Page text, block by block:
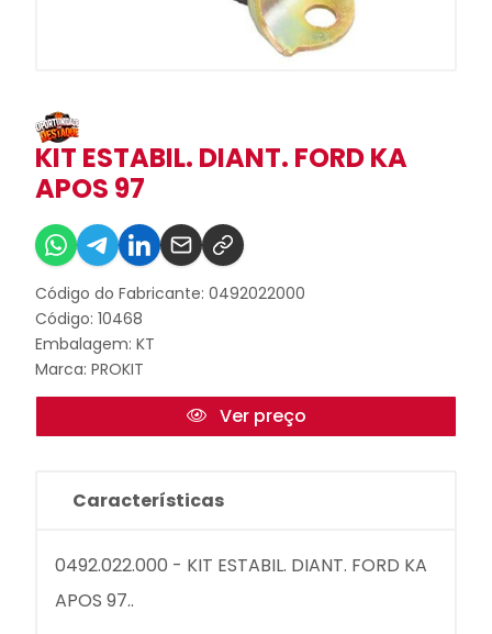
KIT ESTABIL. DIANT. FORD KA
APOS 97
Código do Fabricante: 0492022000
Código: 10468
Embalagem: KT
Marca: PROKIT
Ver preço
Características
0492.022.000 - KIT ESTABIL. DIANT. FORD KA
APOS 97..